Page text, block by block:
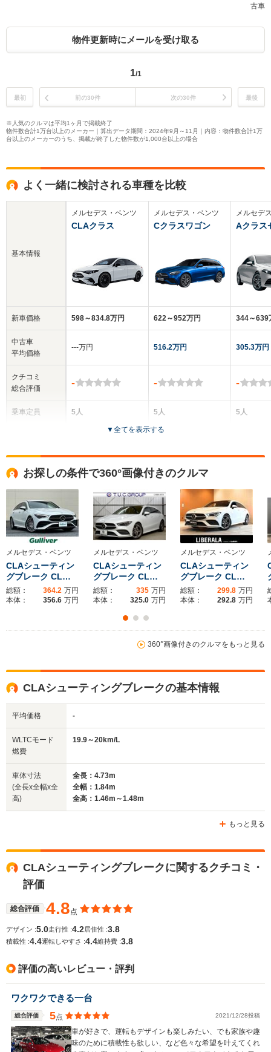
古車
物件更新時にメールを受け取る
1/1
最初 前の30件 次の30件 最後
※人気のクルマは平均1ヶ月で掲載終了
物件数合計1万台以上のメーカー｜算出データ期間：2024年9月～11月｜内容：物件数合計1万
台以上のメーカーのうち、掲載が終了した物件数が1,000台以上の場合
よく一緒に検討される車種を比較
基本情報
新車価格
中古車
平均価格
クチコミ
総合評価
乗車定員
サイズ
(全長x全幅x全高)
燃費
駆動方式
メルセデス・ベンツ
CLAクラス
598～834.8万円
‐‐‐万円
-
5人
1.46m～1.47m
全幅
1.84m
全長
ホイールベース
-m
20.2～20.3km/L
└高速道路:23.0～
メルセデス・ベンツ
Cクラスワゴン
622～952万円
516.2万円
-
5人
5ドア
全高
1.46m
全幅
1.82m
全長
4.76m～4.79m
ホイールベース
-m
14.2～18.8km/L
└市街地:9.9～
└高速道路:16.7～
メルセデ
Aクラス
344～639
305.3万円
-
5人
4.55m
ホイー
12.6～
└市街地
▼全てを表示する
お探しの条件で360°画像付きのクルマ
メルセデス・ベンツ
CLAシューティン
グブレーク CL…
総額： 364.2 万円
本体：
356.6 万円
メルセデス・ベンツ
CLAシューティン
グブレーク CL…
総額： 335 万円
本体：
325.0 万円
メルセデス・ベンツ
CLAシューティン
グブレーク CL…
総額： 299.8 万円
本体：
292.8 万円
360°画像付きのクルマをもっと見る
CLAシューティングブレークの基本情報
平均価格 -
WLTCモード
燃費
19.9～20km/L
車体寸法
(全長x全幅x全
高)
全長：4.73m
全幅：1.84m
全高：1.46m～1.48m
もっと見る
CLAシューティングブレークに関するクチコミ・
評価
総合評価 4.8 点
デザイン :5.0走行性 :4.2居住性 :3.8
積載性 :4.4運転しやすさ :4.4維持費 :3.8
評価の高いレビュー・評判
ワクワクできる一台
総合評価 5点 2021/12/28投稿
車が好きで、運転もデザインも楽しみたい、でも家族や趣
味のために積載性も欲しい、など色々な希望を叶えてくれ